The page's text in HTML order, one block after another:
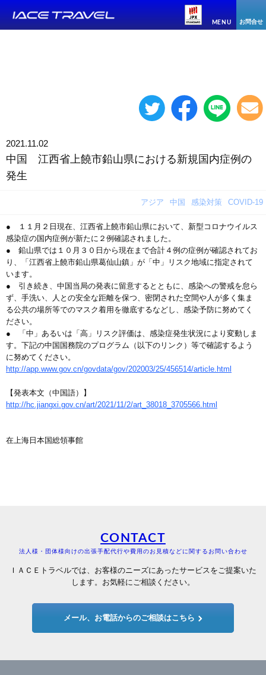
MENU お問合せ
2021.11.02
中国 江西省上饒市鉛山県における新規国内症例の
発生
アジア 中国 感染対策 COVID-19
● １１月２日現在、江西省上饒市鉛山県において、新型コロナウイルス
感染症の国内症例が新たに２例確認されました。
● 鉛山県では１０月３０日から現在まで合計４例の症例が確認されてお
り、「江西省上饒市鉛山県葛仙山鎮」が「中」リスク地域に指定されて
います。
● 引き続き、中国当局の発表に留意するとともに、感染への警戒を怠ら
ず、手洗い、人との安全な距離を保つ、密閉された空間や人が多く集ま
る公共の場所等でのマスク着用を徹底するなどし、感染予防に努めてく
ださい。
● 「中」あるいは「高」リスク評価は、感染症発生状況により変動しま
す。下記の中国国務院のプログラム（以下のリンク）等で確認するよう
に努めてください。
http://app.www.gov.cn/govdata/gov/202003/25/456514/article.html
【発表本文（中国語）】
http://hc.jiangxi.gov.cn/art/2021/11/2/art_38018_3705566.html
在上海日本国総領事館
CONTACT
法人様・団体様向けの出張手配代行や費用のお見積などに関するお問い合わせ
ＩＡＣＥトラベルでは、お客様のニーズにあったサービスをご提案いた
します。お気軽にご相談ください。
メール、お電話からのご相談はこちら